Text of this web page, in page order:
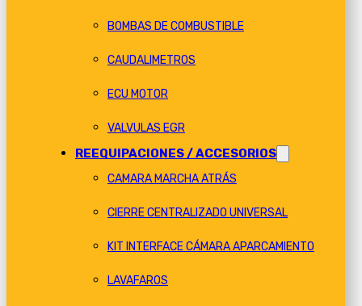
BOMBAS DE COMBUSTIBLE
CAUDALIMETROS
ECU MOTOR
VALVULAS EGR
REEQUIPACIONES / ACCESORIOS
CAMARA MARCHA ATRÁS
CIERRE CENTRALIZADO UNIVERSAL
KIT INTERFACE CÁMARA APARCAMIENTO
LAVAFAROS